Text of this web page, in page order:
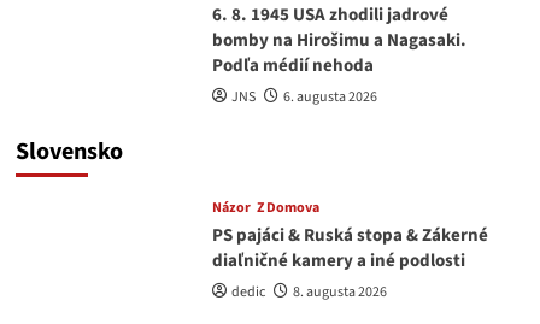
6. 8. 1945 USA zhodili jadrové
bomby na Hirošimu a Nagasaki.
Podľa médií nehoda
JNS 6. augusta 2026
Slovensko
Názor Z Domova
PS pajáci & Ruská stopa & Zákerné
diaľničné kamery a iné podlosti
dedic 8. augusta 2026